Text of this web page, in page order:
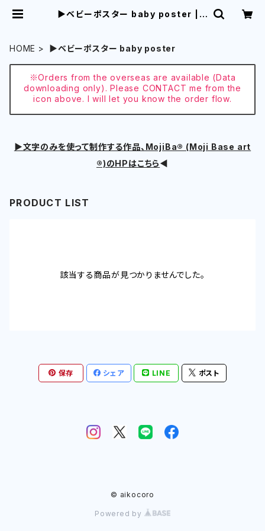
▶︎ベビーポスター baby poster | a
HOME ▶︎ベビーポスター baby poster
※Orders from the overseas are available (Data
downloading only). Please CONTACT me from the
icon above. I will let you know the order flow.
▶︎文字のみを使って制作する作品、MojiBa®︎ (Moji Base art
®︎)のHPはこちら◀︎
PRODUCT LIST
該当する商品が見つかりませんでした。
保存 シェア LINE ポスト
© aikocoro
Powered by